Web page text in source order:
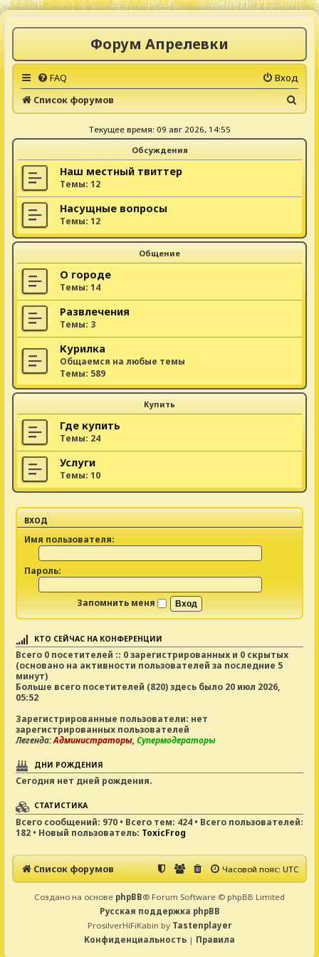
Форум Апрелевки
FAQ
Вход
Список форумов
о
Текущее время: 09 авг 2026, 14:55
Обсуждения
Наш местный твиттер
Темы: 12
Насущные вопросы
Темы: 12
Общение
О городе
Темы: 14
Развлечения
Темы: 3
Курилка
Общаемся на любые темы
Темы: 589
Купить
Где купить
Темы: 24
Услуги
Темы: 10
ВХОД
Имя пользователя:
Пароль:
Запомнить меня
КТО СЕЙЧАС НА КОНФЕРЕНЦИИ
Всего 0 посетителей :: 0 зарегистрированных и 0 скрытых
(основано на активности пользователей за последние 5
минут)
Больше всего посетителей (820) здесь было 20 июл 2026,
05:52
Зарегистрированные пользователи: нет
зарегистрированных пользователей
Легенда:Администраторы,Супермодераторы
ДНИ РОЖДЕНИЯ
Сегодня нет дней рождения.
СТАТИСТИКА
Всего сообщений: 970 • Всего тем: 424 • Всего пользователей:
182 • Новый пользователь: ToxicFrog
Список форумов Часовой пояс:UTC
Создано на основе phpBB® Forum Software © phpBB Limited
Русская поддержка phpBB
ProsilverHiFiKabin by Tastenplayer
Конфиденциальность | Правила